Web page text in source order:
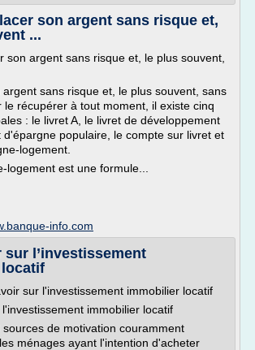
son argent sans risque et,
...
son argent sans risque et, le plus souvent,
argent sans risque et, le plus souvent, sans
le récupérer à tout moment, il existe cinq
: le livret A, le livret de développement
d'épargne populaire, le compte sur livret et
logement.
logement est une formule...
info.com
sur l’investissement
sur l'investissement immobilier locatif
immobilier locatif
de motivation couramment
ménages ayant l'intention d'acheter